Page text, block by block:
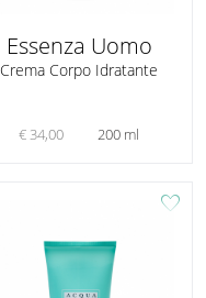
Essenza Uomo
Crema Corpo Idratante
€ 34,00 200 ml
favorite